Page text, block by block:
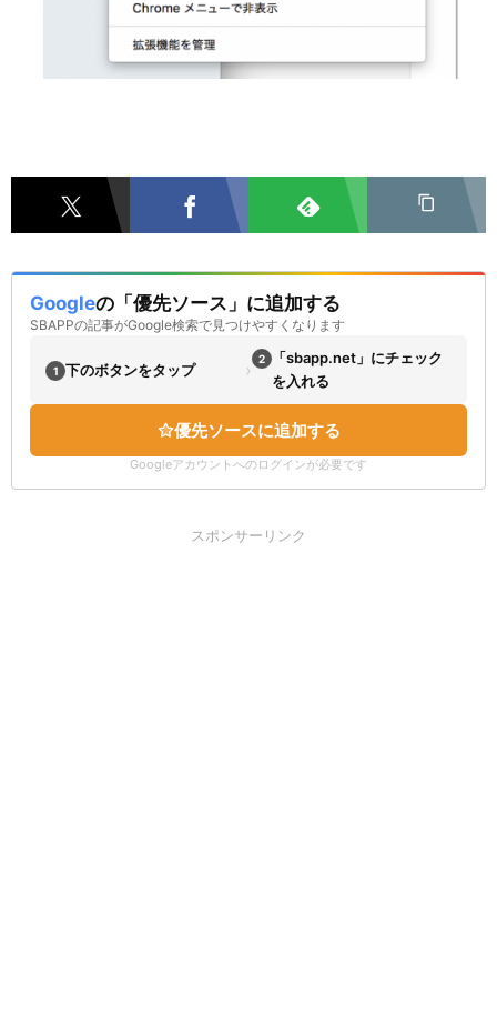
Googleの「優先ソース」に追加する
SBAPPの記事がGoogle検索で見つけやすくなります
1 下のボタンをタップ › 2
「sbapp.net」にチェック
を入れる
優先ソースに追加する
Googleアカウントへのログインが必要です
スポンサーリンク